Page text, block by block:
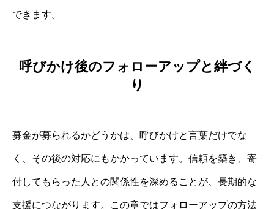
できます。
呼びかけ後のフォローアップと絆づく
り
募金が募られるかどうかは、呼びかけと言葉だけでな
く、その後の対応にもかかっています。信頼を築き、寄
付してもらった人との関係性を深めることが、長期的な
支援につながります。この章ではフォローアップの方法